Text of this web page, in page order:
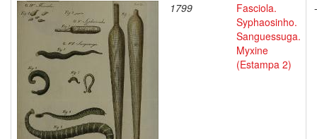
1799
Fasciola.
Syphaosinho.
Sanguessuga.
Myxine
(Estampa 2)
-